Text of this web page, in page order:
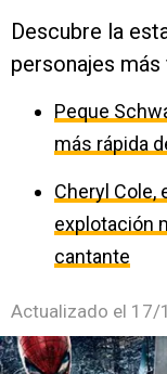
Descubre la
personajes
Peque
más rápida
Cheryl Cole,
explotación
cantante
Actualizado el 17/